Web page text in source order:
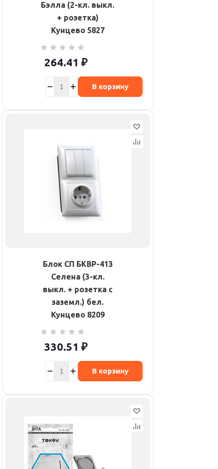
Бэлла (2-кл. выкл.
+ розетка)
Кунцево 5827
264.41 ₽
В корзину
Блок СП БКВР-413
Селена (3-кл.
выкл. + розетка с
заземл.) бел.
Кунцево 8209
330.51 ₽
В корзину